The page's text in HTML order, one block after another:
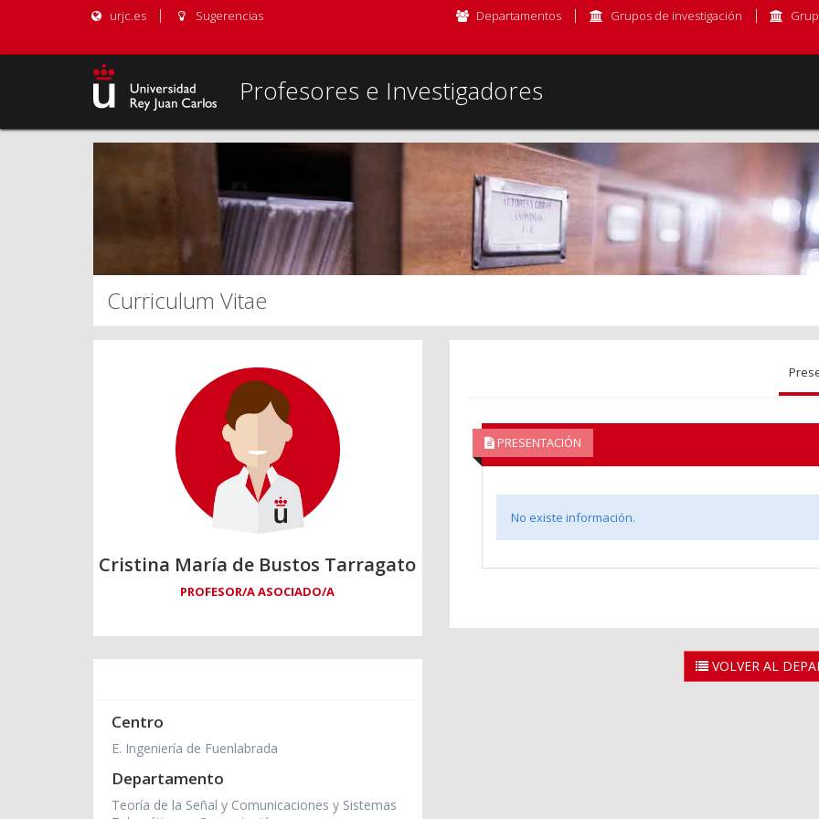
urjc.es Sugerencias Departamentos Grupos de investigación
Profesores e Investigadores
Curriculum Vitae
Cristina María de Bustos Tarragato
PROFESOR/A ASOCIADO/A
Centro
E. Ingeniería de Fuenlabrada
Departamento
Teoría de la Señal y Comunicaciones y Sistemas
PRESENTACIÓN
No existe información.
VOLVER AL